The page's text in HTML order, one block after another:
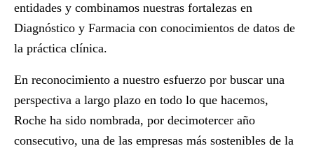
entidades y combinamos nuestras fortalezas en
Diagnóstico y Farmacia con conocimientos de datos de
la práctica clínica.
En reconocimiento a nuestro esfuerzo por buscar una
perspectiva a largo plazo en todo lo que hacemos,
Roche ha sido nombrada, por decimotercer año
consecutivo, una de las empresas más sostenibles de la